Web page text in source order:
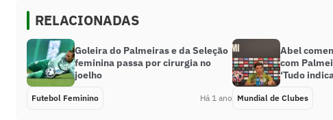
RELACIONADAS
Goleira do Palmeiras e da Seleção
feminina passa por cirurgia no
joelho
Futebol Feminino Há 1 ano
Abel
com
‘Tudo
Mundial de Clubes